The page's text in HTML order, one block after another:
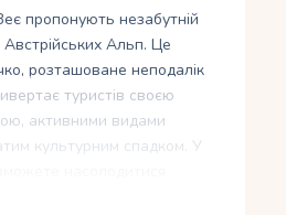
пропонують незабутній
Австрійських Альп. Це
розташоване неподалік
туристів своєю
активними видами
культурним спадком. У
готелях та курортах,